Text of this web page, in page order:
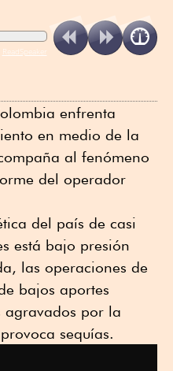
ReadSpeaker
enfrenta
en medio de la
al fenómeno
del operador
del país de casi
está bajo presión
las operaciones de
bajos aportes
agravados por la
sequías.